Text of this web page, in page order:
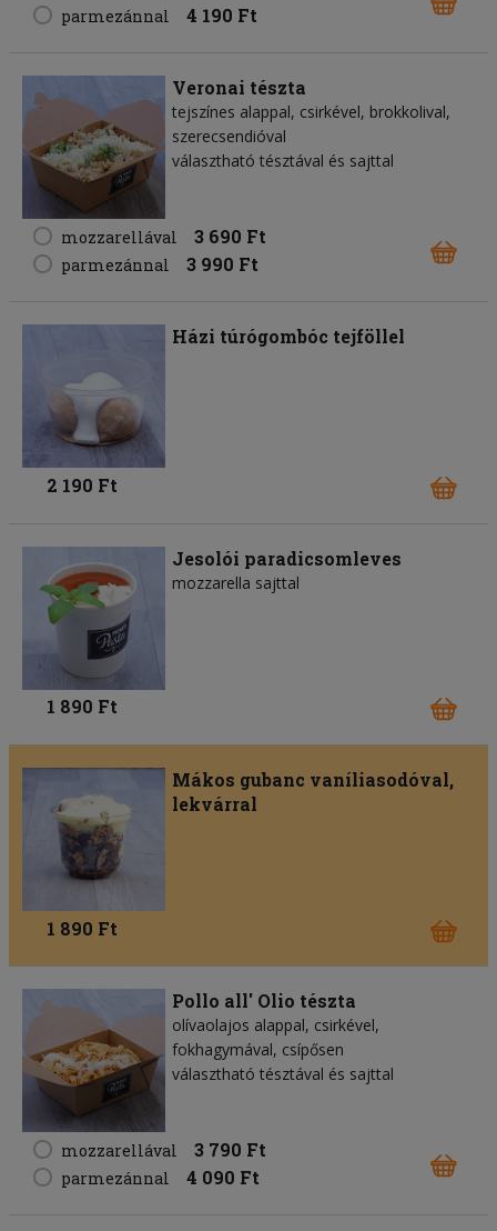
parmezánnal 4 190 Ft
Veronai tészta
tejszínes alappal, csirkével, brokkolival,
szerecsendióval
választható tésztával és sajttal
mozzarellával 3 690 Ft
parmezánnal 3 990 Ft
Házi túrógombóc tejföllel
2 190 Ft
Jesolói paradicsomleves
mozzarella sajttal
1 890 Ft
Mákos gubanc vaníliasodóval,
lekvárral
1 890 Ft
Pollo all' Olio tészta
olívaolajos alappal, csirkével,
fokhagymával, csípősen
választható tésztával és sajttal
mozzarellával 3 790 Ft
parmezánnal 4 090 Ft